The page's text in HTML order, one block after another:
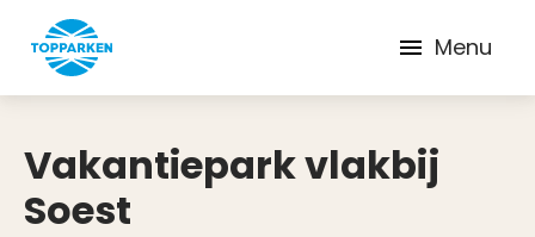
Menu
Vakantiepark vlakbij
Soest